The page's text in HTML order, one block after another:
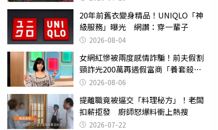
20年前舊衣變身精品！UNIQLO「神
級服務」曝光 網讚：穿一輩子
2026-08-04
女網紅慘被兩度感情詐騙！前夫假割
頸詐光200萬再遇假富商「養套殺
2000萬」
2026-08-06
提離職竟被逼交「料理秘方」！老闆
扣薪拒發 廚師怒爆料衝上熱搜
2026-07-22